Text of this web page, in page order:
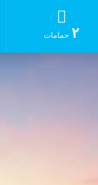
٢ حمامات